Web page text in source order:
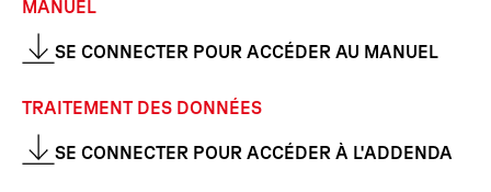
MANUEL
SE CONNECTER POUR ACCÉDER AU MANUEL
TRAITEMENT DES DONNÉES
SE CONNECTER POUR ACCÉDER À L'ADDENDA